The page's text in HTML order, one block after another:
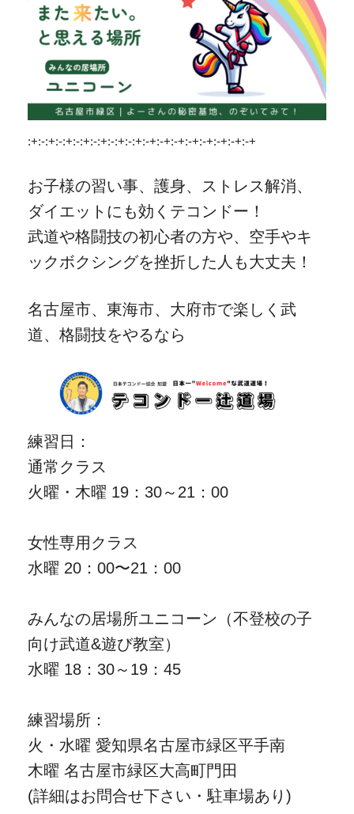
:+:-:+:-:+:-:+:-:+:-:+:-:+:-+:-+:-+:-+:-+:-+:-+:-+
お子様の習い事、護身、ストレス解消、
ダイエットにも効くテコンドー！
武道や格闘技の初心者の方や、空手やキ
ックボクシングを挫折した人も大丈夫！
名古屋市、東海市、大府市で楽しく武
道、格闘技をやるなら
練習日：
通常クラス
火曜・木曜 19：30～21：00
女性専用クラス
水曜 20：00〜21：00
みんなの居場所ユニコーン（不登校の子
向け武道&遊び教室）
水曜 18：30～19：45
練習場所：
火・水曜 愛知県名古屋市緑区平手南
木曜 名古屋市緑区大高町門田
(詳細はお問合せ下さい・駐車場あり)